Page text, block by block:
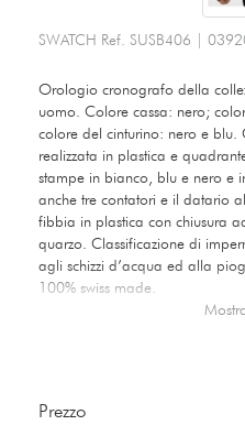
SWATCH Ref. SUSB406
Orologio cronografo della
uomo. Colore cassa: nero;
colore del cinturino: nero e blu.
realizzata in plastica e
stampe in bianco, blu e nero e
anche tre contatori e il datario
fibbia in plastica con chiusura
quarzo. Classificazione di
agli schizzi d’acqua ed alla
100% swiss made.
Prezzo